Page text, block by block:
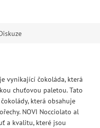
vynikající čokoláda, která
chuťovou paletou. Tato
která obsahuje
NOVI Nocciolato al
a kvalitu, které jsou